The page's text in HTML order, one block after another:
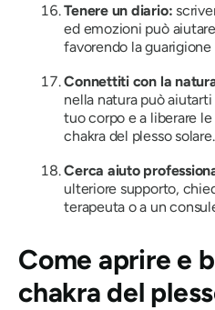
Tenere un diario:
ed emozioni può
favorendo la guarigione
Connettiti con la
nella natura può
tuo corpo e a liberare
chakra del plesso solare.
Cerca aiuto
ulteriore supporto,
terapeuta o a un
Come aprire e
chakra del